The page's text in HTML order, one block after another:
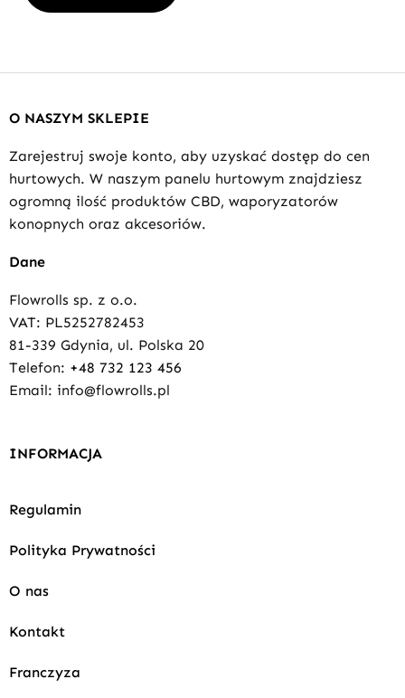
O NASZYM SKLEPIE
Zarejestruj swoje konto, aby uzyskać dostęp do cen
hurtowych. W naszym panelu hurtowym znajdziesz
ogromną ilość produktów CBD, waporyzatorów
konopnych oraz akcesoriów.
Dane
Flowrolls sp. z o.o.
VAT: PL5252782453
81-339 Gdynia, ul. Polska 20
Telefon: +48 732 123 456
Email: info@flowrolls.pl
INFORMACJA
Regulamin
Polityka Prywatności
O nas
Kontakt
Franczyza